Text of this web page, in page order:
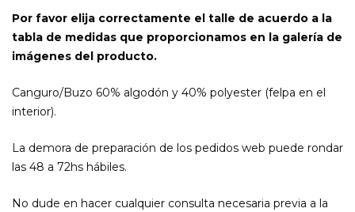
Por favor elija correctamente el talle de acuerdo a la
tabla de medidas que proporcionamos en la galería de
imágenes del producto.
Canguro/Buzo 60% algodón y 40% polyester (felpa en el
interior).
La demora de preparación de los pedidos web puede rondar
las 48 a 72hs hábiles.
No dude en hacer cualquier consulta necesaria previa a la